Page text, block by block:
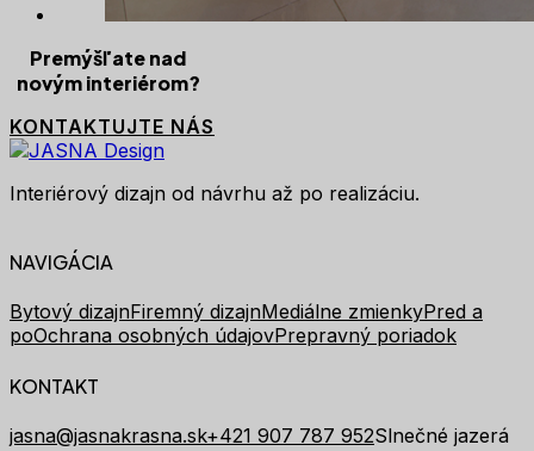
Premýšľate nad
novým interiérom?
KONTAKTUJTE NÁS
Interiérový dizajn od návrhu až po realizáciu.
NAVIGÁCIA
Bytový dizajnFiremný dizajnMediálne zmienkyPred a
poOchrana osobných údajovPrepravný poriadok
KONTAKT
jasna@jasnakrasna.sk+421 907 787 952Slnečné jazerá